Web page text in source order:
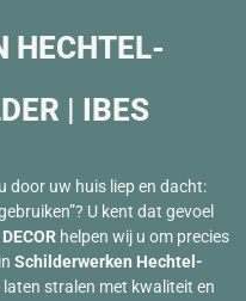
HECHTEL-
| IBES
door uw huis liep en dacht:
U kent dat gevoel
helpen wij u om precies
Schilderwerken Hechtel-
stralen met kwaliteit en